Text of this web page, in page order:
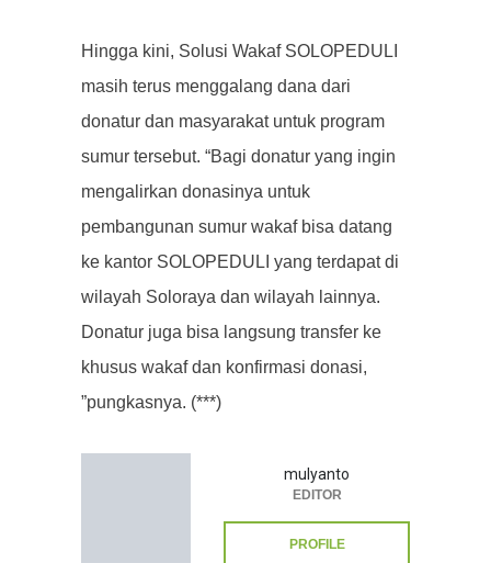
Hingga kini, Solusi Wakaf SOLOPEDULI
masih terus menggalang dana dari
donatur dan masyarakat untuk program
sumur tersebut. “Bagi donatur yang ingin
mengalirkan donasinya untuk
pembangunan sumur wakaf bisa datang
ke kantor SOLOPEDULI yang terdapat di
wilayah Soloraya dan wilayah lainnya.
Donatur juga bisa langsung transfer ke
khusus wakaf dan konfirmasi donasi,
”pungkasnya. (***)
mulyanto
EDITOR
PROFILE